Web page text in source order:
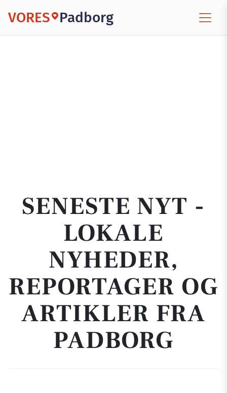
VORES Padborg
SENESTE NYT -
LOKALE
NYHEDER,
REPORTAGER OG
ARTIKLER FRA
PADBORG